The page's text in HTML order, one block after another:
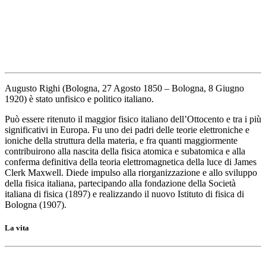
Augusto Righi (Bologna, 27 Agosto 1850 – Bologna, 8 Giugno
1920) è stato unfisico e politico italiano.
Può essere ritenuto il maggior fisico italiano dell’Ottocento e tra i più
significativi in Europa. Fu uno dei padri delle teorie elettroniche e
ioniche della struttura della materia, e fra quanti maggiormente
contribuirono alla nascita della fisica atomica e subatomica e alla
conferma definitiva della teoria elettromagnetica della luce di James
Clerk Maxwell. Diede impulso alla riorganizzazione e allo sviluppo
della fisica italiana, partecipando alla fondazione della Società
italiana di fisica (1897) e realizzando il nuovo Istituto di fisica di
Bologna (1907).
La vita